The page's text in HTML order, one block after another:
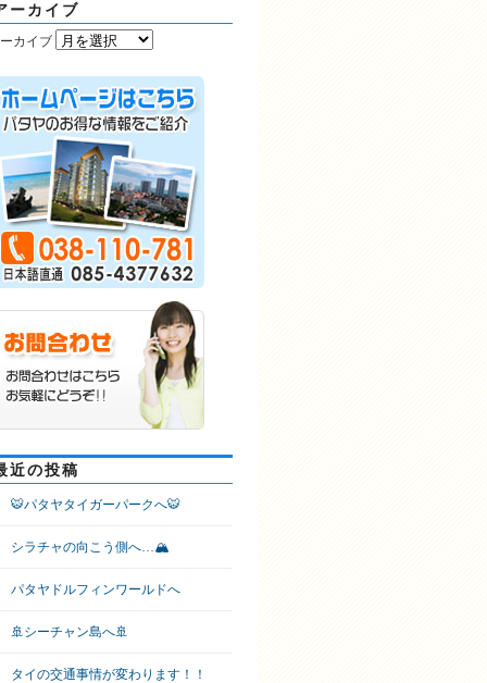
ーカイブ
カイブ
近の投稿
🐯パタヤタイガーパークへ🐯
シラチャの向こう側へ…🏔
パタヤドルフィンワールドへ
🚢シーチャン島へ🚢
タイの交通事情が変わります！！